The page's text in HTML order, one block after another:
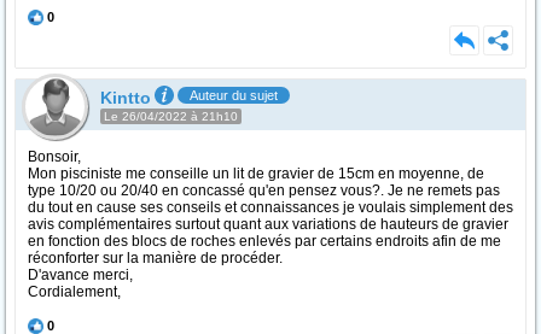
0
Kintto Auteur du sujet
Le 26/04/2022 à 21h10
Bonsoir,
Mon pisciniste me conseille un lit de gravier de 15cm en moyenne, de
type 10/20 ou 20/40 en concassé qu'en pensez vous?. Je ne remets pas
du tout en cause ses conseils et connaissances je voulais simplement des
avis complémentaires surtout quant aux variations de hauteurs de gravier
en fonction des blocs de roches enlevés par certains endroits afin de me
réconforter sur la manière de procéder.
D'avance merci,
Cordialement,
0